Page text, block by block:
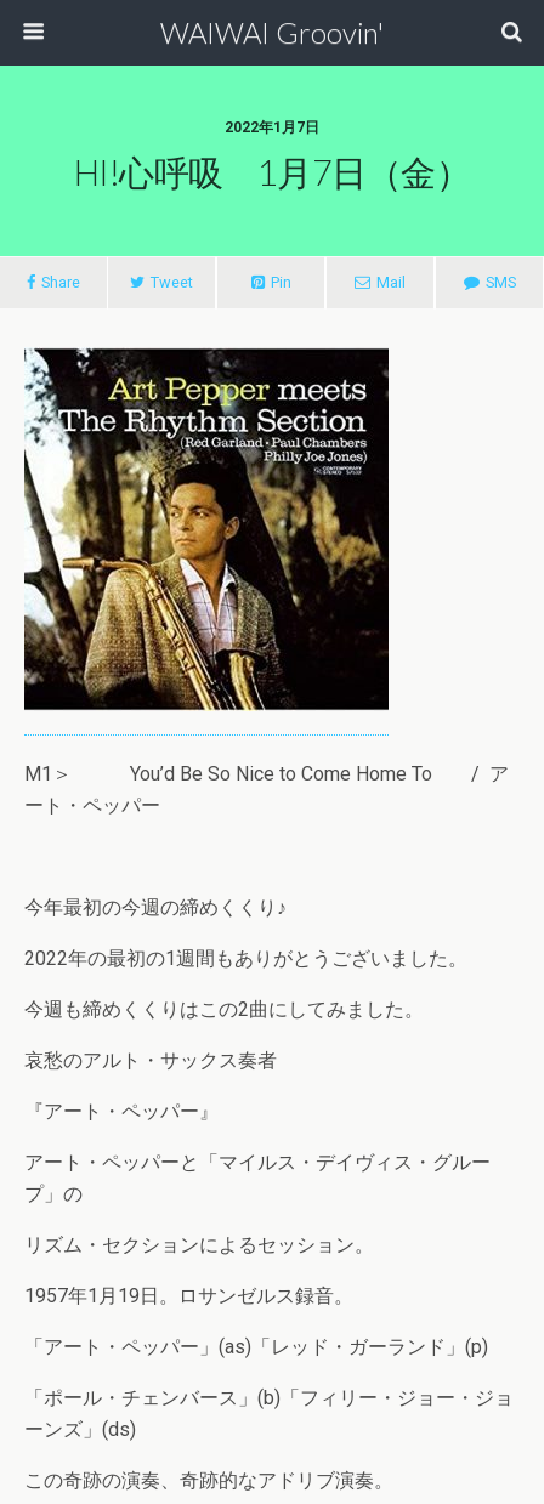
WAIWAI Groovin'
2022年1月7日
HI!心呼吸 1月7日（金）
Share Tweet Pin Mail SMS
M1＞ You’d Be So Nice to Come Home To / ア
ート・ペッパー
今年最初の今週の締めくくり♪
2022年の最初の1週間もありがとうございました。
今週も締めくくりはこの2曲にしてみました。
哀愁のアルト・サックス奏者
『アート・ペッパー』
アート・ペッパーと「マイルス・デイヴィス・グルー
プ」の
リズム・セクションによるセッション。
1957年1月19日。ロサンゼルス録音。
「アート・ペッパー」(as)「レッド・ガーランド」(p)
「ポール・チェンバース」(b)「フィリー・ジョー・ジョ
ーンズ」(ds)
この奇跡の演奏、奇跡的なアドリブ演奏。